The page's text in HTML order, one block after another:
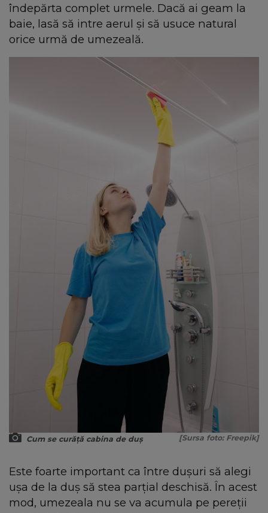
îndepărta complet urmele. Dacă ai geam la
baie, lasă să intre aerul și să usuce natural
orice urmă de umezeală.
Cum se curăță cabina de duș [Sursa foto: Freepik]
Este foarte important ca între dușuri să alegi
ușa de la duș să stea parțial deschisă. În acest
mod, umezeala nu se va acumula pe pereții